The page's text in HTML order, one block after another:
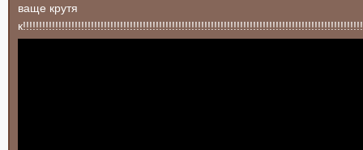
ваще крутя